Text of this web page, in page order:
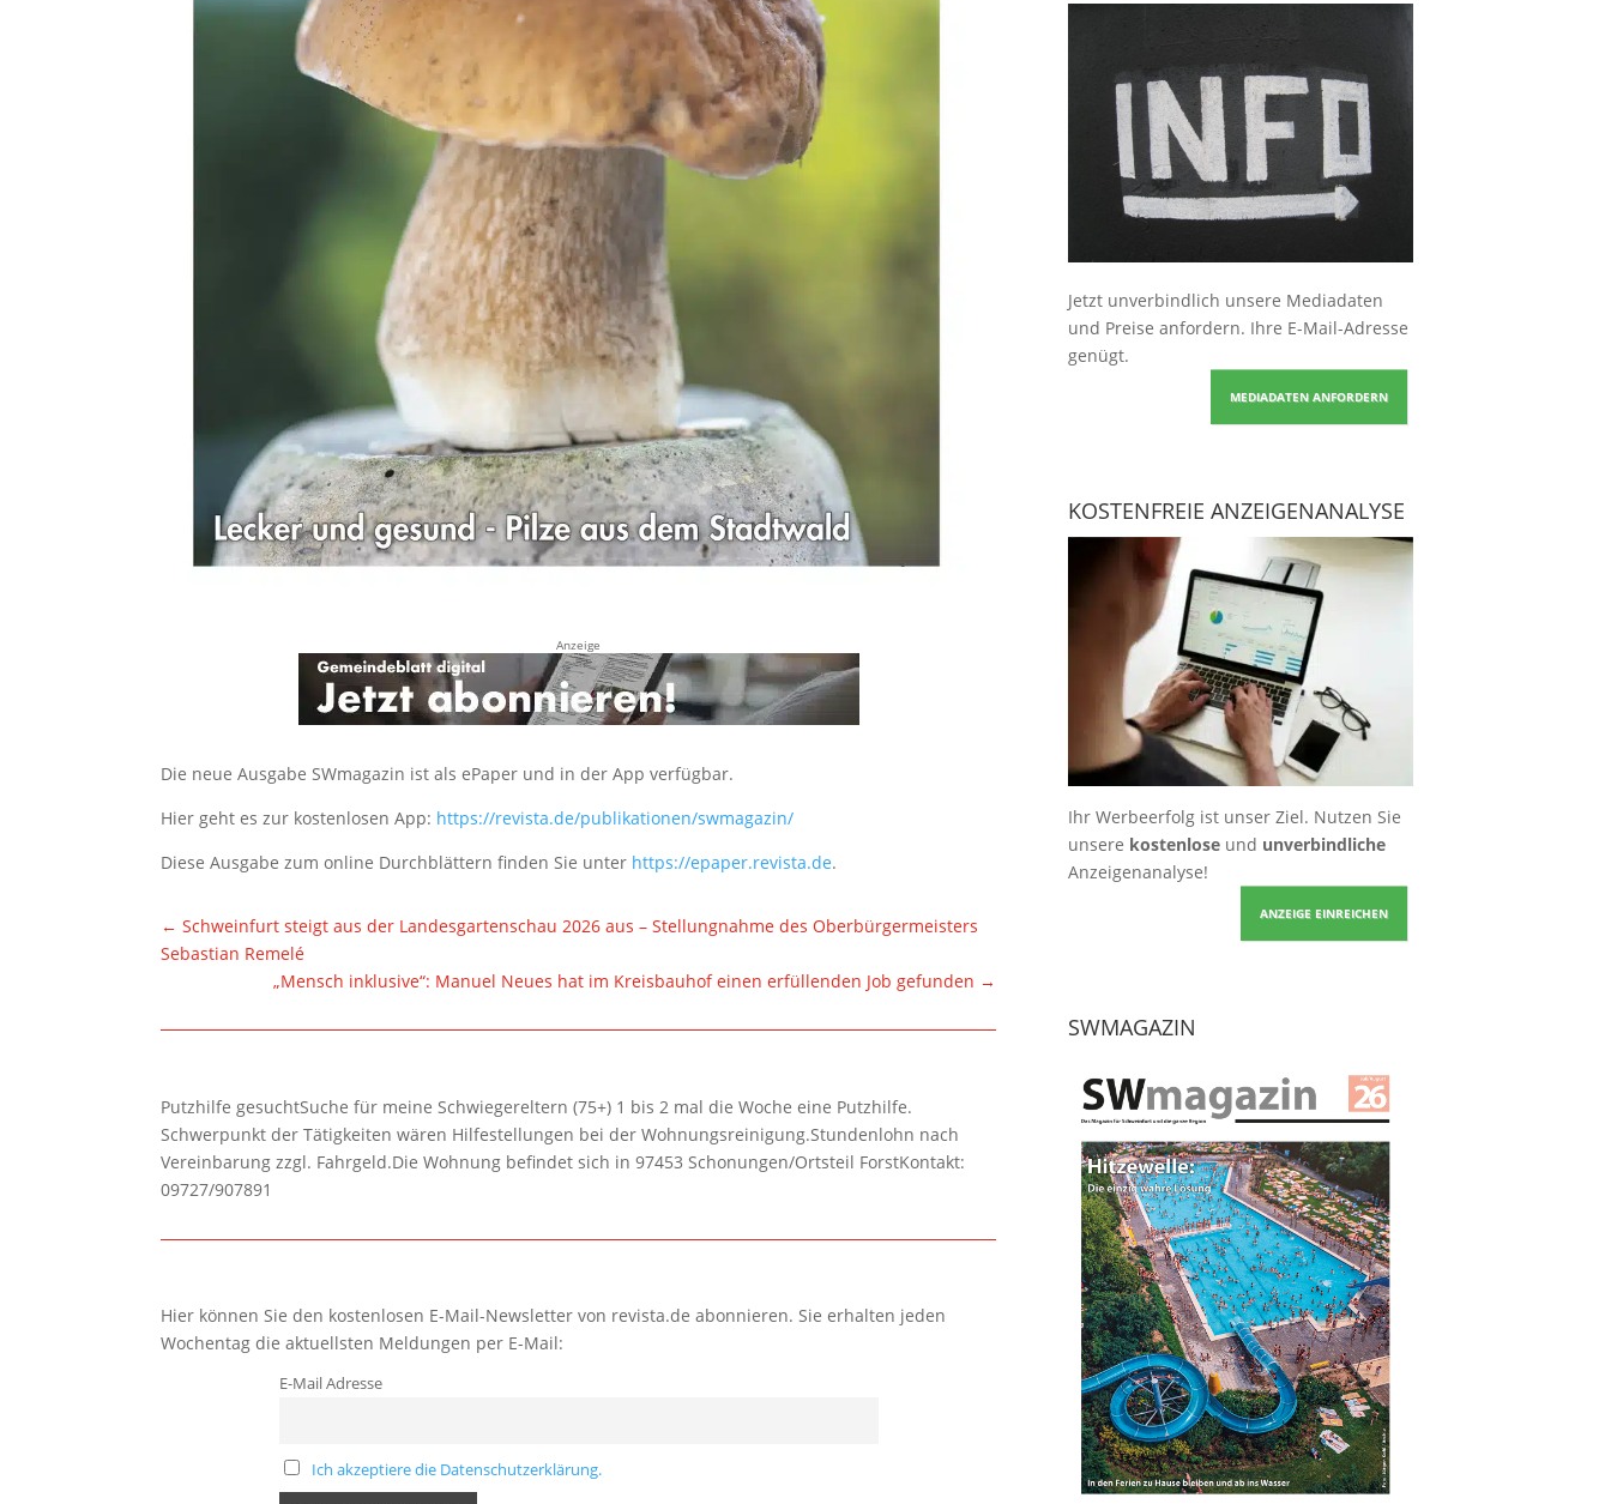
Anzeige
Die neue Ausgabe SWmagazin ist als ePaper und in der App verfügbar.
Hier geht es zur kostenlosen App: https://revista.de/publikationen/swmagazin/
Diese Ausgabe zum online Durchblättern finden Sie unter https://epaper.revista.de.
←Schweinfurt steigt aus der Landesgartenschau 2026 aus – Stellungnahme des Oberbürgermeisters
Sebastian Remelé
„Mensch inklusive“: Manuel Neues hat im Kreisbauhof einen erfüllenden Job gefunden →
Putzhilfe gesuchtSuche für meine Schwiegereltern (75+) 1 bis 2 mal die Woche eine Putzhilfe.
Schwerpunkt der Tätigkeiten wären Hilfestellungen bei der Wohnungsreinigung.Stundenlohn nach
Vereinbarung zzgl. Fahrgeld.Die Wohnung befindet sich in 97453 Schonungen/Ortsteil ForstKontakt:
09727/907891
Hier können Sie den kostenlosen E-Mail-Newsletter von revista.de abonnieren. Sie erhalten jeden
Wochentag die aktuellsten Meldungen per E-Mail:
E-Mail Adresse
Ich akzeptiere die Datenschutzerklärung.
Jetzt unverbindlich unsere Mediadaten
und Preise anfordern. Ihre E-Mail-Adresse
genügt.
MEDIADATEN ANFORDERN
KOSTENFREIE ANZEIGENANALYSE
Ihr Werbeerfolg ist unser Ziel. Nutzen Sie
unsere kostenloseund unverbindliche
Anzeigenanalyse!
ANZEIGE EINREICHEN
SWMAGAZIN